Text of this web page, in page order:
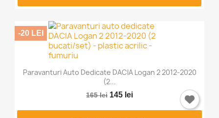
Paravanturi Auto Dedicate DACIA Logan 2 2012-2020
(2...
165 lei 145 lei
-20 LEIAnuleaza Intra in cont